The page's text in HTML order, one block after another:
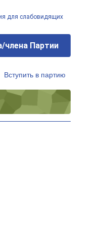
для слабовидящих
члена Партии
Вступить в партию